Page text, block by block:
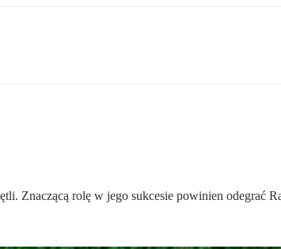
Znaczącą rolę w jego sukcesie powinien odegrać